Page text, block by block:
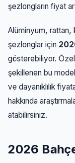
şezlongların fiyat
Alüminyum, rattan,
şezlonglar için
gösterebiliyor.
şekillenen bu
ve dayanıklılık
hakkında
atabilirsiniz.
2026